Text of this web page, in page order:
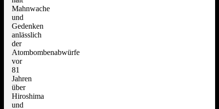
Mahnwache
und
Gedenken
anlässlich
der
Atombombenabwürfe
vor
81
Jahren
über
Hiroshima
und